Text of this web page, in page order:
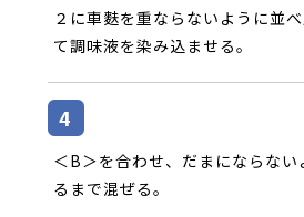
２に車麩を重ならないように並
て調味液を染み込ませる。
＜B＞を合わせ、だまにならない
るまで混ぜる。